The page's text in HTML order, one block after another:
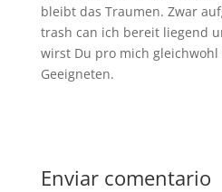
bleibt das Traumen. Zwar
trash can ich bereit liegend
wirst Du pro mich gleichwohl
Geeigneten.
Enviar comentario